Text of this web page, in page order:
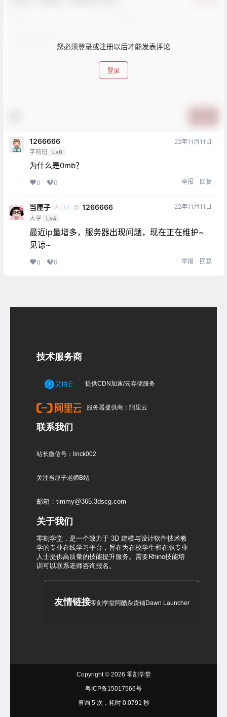
您必须登录或注册以后才能发表评论
登录
1266666
学前班 Lv0
22年11月11日
为什么是0mb？
0 0 举报 回复
当厘子 A M @ 1266666
大学 Lv4
22年11月11日
最近ip量增多，服务器出现问题，现在正在维护~
见谅~
0 0 举报 回复
技术服务商
提供CDN加速/云存储服务
服务器提供商：阿里云
联系我们
站长微信号：linck002
关注当厘子老师B站
邮箱：timmy@365.3dscg.com
关于我们
零刻学堂，是一个致力于 3D 建模与设计软件技术教
学的专业在线学习平台，旨在为在校学生和在职专业
人士提供高质量的技能提升服务。需要Rhino技能培
训可以联系老师咨询报名。
友情链接零刻学堂阿酷杂货铺Dawn Launcher
Copyright © 2026 零刻学堂
粤ICP备15017566号
查询 5 次，耗时 0.0791 秒